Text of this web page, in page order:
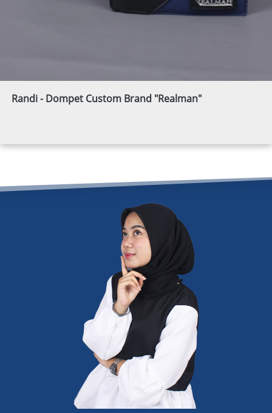
Randi - Dompet Custom Brand "Realman"